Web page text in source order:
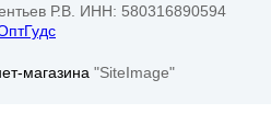
Р.В. ИНН: 580316890594
магазина "SiteImage"